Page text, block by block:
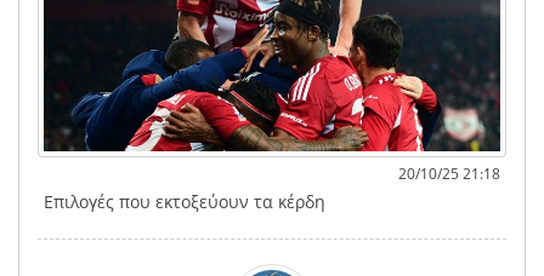
20/10/25 21:18
Επιλογές που εκτοξεύουν τα κέρδη